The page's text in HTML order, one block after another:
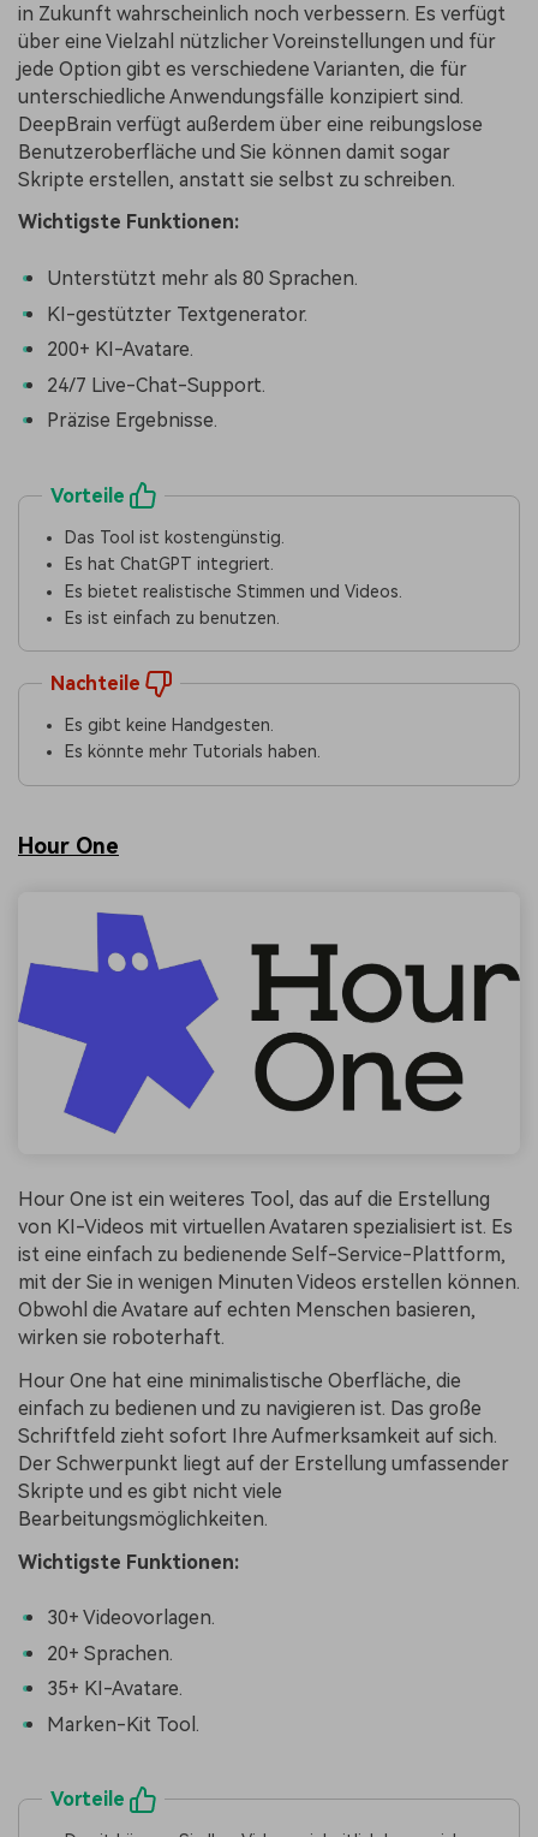
in Zukunft wahrscheinlich noch verbessern. Es verfügt
über eine Vielzahl nützlicher Voreinstellungen und für
jede Option gibt es verschiedene Varianten, die für
unterschiedliche Anwendungsfälle konzipiert sind.
DeepBrain verfügt außerdem über eine reibungslose
Benutzeroberfläche und Sie können damit sogar
Skripte erstellen, anstatt sie selbst zu schreiben.
Wichtigste Funktionen:
Unterstützt mehr als 80 Sprachen.
KI-gestützter Textgenerator.
200+ KI-Avatare.
24/7 Live-Chat-Support.
Präzise Ergebnisse.
Vorteile
Das Tool ist kostengünstig.
Es hat ChatGPT integriert.
Es bietet realistische Stimmen und Videos.
Es ist einfach zu benutzen.
Nachteile
Es gibt keine Handgesten.
Es könnte mehr Tutorials haben.
Hour One
Hour One ist ein weiteres Tool, das auf die Erstellung
von KI-Videos mit virtuellen Avataren spezialisiert ist. Es
ist eine einfach zu bedienende Self-Service-Plattform,
mit der Sie in wenigen Minuten Videos erstellen können.
Obwohl die Avatare auf echten Menschen basieren,
wirken sie roboterhaft.
Hour One hat eine minimalistische Oberfläche, die
einfach zu bedienen und zu navigieren ist. Das große
Schriftfeld zieht sofort Ihre Aufmerksamkeit auf sich.
Der Schwerpunkt liegt auf der Erstellung umfassender
Skripte und es gibt nicht viele
Bearbeitungsmöglichkeiten.
Wichtigste Funktionen:
30+ Videovorlagen.
20+ Sprachen.
35+ KI-Avatare.
Marken-Kit Tool.
Vorteile